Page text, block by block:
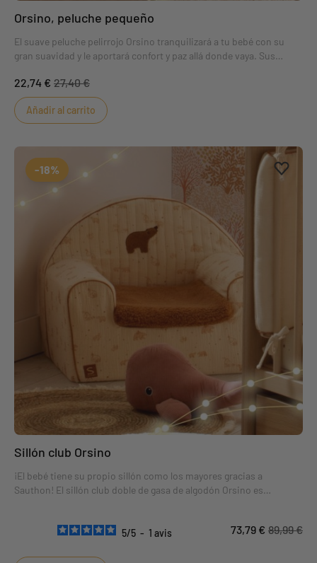
Orsino, peluche pequeño
El suave peluche pelirrojo Orsino tranquilizará a tu bebé con su
gran suavidad y le aportará confort y paz allá donde vaya. Sus
gustarán tanto a las niñas como a los niños.
22,74 € 27,40 €
Añadir al carrito
borrar
-18%
Sillón club Orsino
¡El bebé tiene su propio sillón como los mayores gracias a
Sauthon! El sillón club doble de gasa de algodón Orsino es
dormitorio!
5/5 - 1 avis 73,79 € 89,99 €